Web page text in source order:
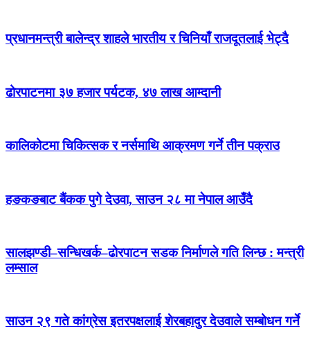
प्रधानमन्त्री बालेन्द्र शाहले भारतीय र चिनियाँ राजदूतलाई भेट्दै
ढोरपाटनमा ३७ हजार पर्यटक, ४७ लाख आम्दानी
कालिकोटमा चिकित्सक र नर्समाथि आक्रमण गर्ने तीन पक्राउ
हङकङबाट बैंकक पुगे देउवा, साउन २८ मा नेपाल आउँदै
सालझण्डी–सन्धिखर्क–ढोरपाटन सडक निर्माणले गति लिन्छ : मन्त्री
लम्साल
साउन २९ गते कांग्रेस इतरपक्षलाई शेरबहादुर देउवाले सम्बोधन गर्ने